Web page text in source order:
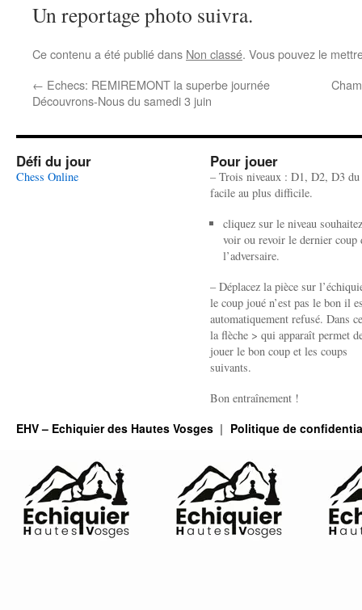
Un reportage photo suivra.
Ce contenu a été publié dans Non classé. Vous pouvez le
← Echecs: REMIREMONT la superbe journée
Découvrons-Nous du samedi 3 juin
Défi du jour
Chess Online
Pour jouer
– Trois niveaux : D1, D2, D3
facile au plus difficile.
cliquez sur le niveau
voir ou revoir le dernier coup
l’adversaire.
– Déplacez la pièce sur
le coup joué n’est pas le bon il
automatiquement refusé. Dans
la flèche > qui apparaît permet
jouer le bon coup et les coups
suivants.
Bon entraînement !
EHV – Echiquier des Hautes Vosges Politique de